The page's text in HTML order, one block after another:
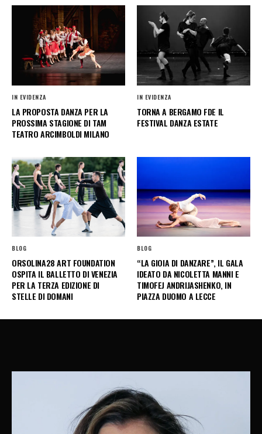
IN EVIDENZA
LA PROPOSTA DANZA PER LA
PROSSIMA STAGIONE DI TAM
TEATRO ARCIMBOLDI MILANO
IN EVIDENZA
TORNA A BERGAMO FDE IL
FESTIVAL DANZA ESTATE
BLOG
ORSOLINA28 ART FOUNDATION
OSPITA IL BALLETTO DI VENEZIA
PER LA TERZA EDIZIONE DI
STELLE DI DOMANI
BLOG
“LA GIOIA DI DANZARE”, IL GALA
IDEATO DA NICOLETTA MANNI E
TIMOFEJ ANDRIJASHENKO, IN
PIAZZA DUOMO A LECCE